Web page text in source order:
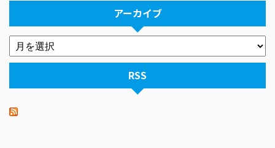
アーカイブ
RSS